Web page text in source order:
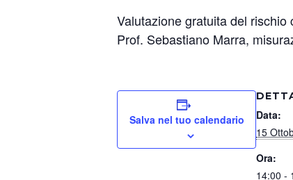
Valutazione gratuita del
Prof. Sebastiano Marra,
Salva nel tuo calendario
Data:
15
Ora:
14:00 -